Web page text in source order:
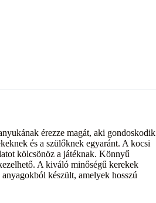
érezze magát, aki gondoskodik
és a szülőknek egyaránt. A kocsi
kölcsönöz a játéknak. Könnyű
A kiváló minőségű kerekek
készült, amelyek hosszú